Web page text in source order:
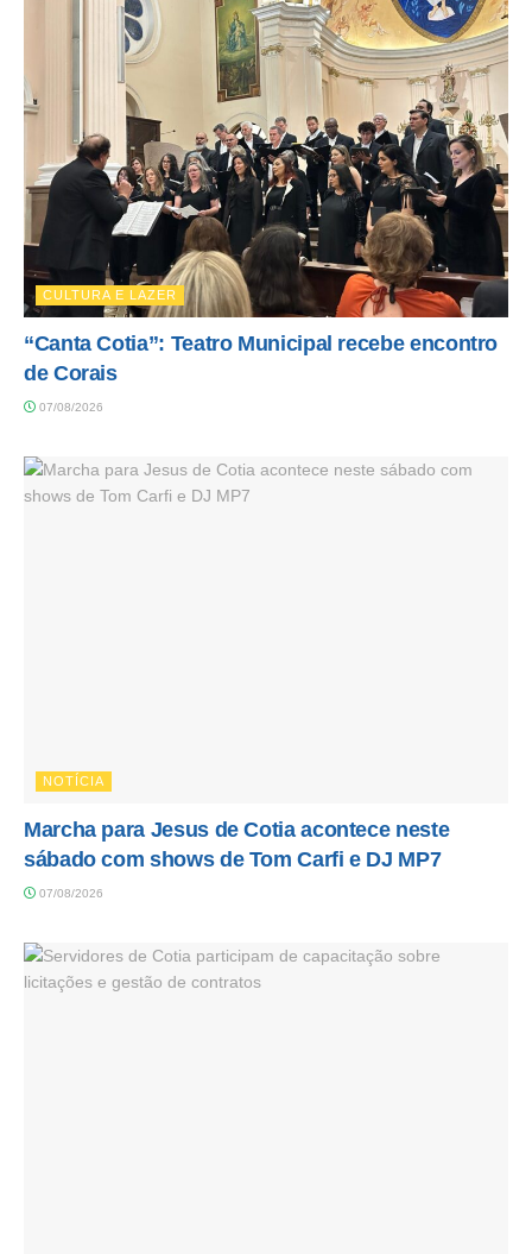
CULTURA E LAZER
“Canta Cotia”: Teatro Municipal recebe encontro
de Corais
07/08/2026
NOTÍCIA
Marcha para Jesus de Cotia acontece neste
sábado com shows de Tom Carfi e DJ MP7
07/08/2026